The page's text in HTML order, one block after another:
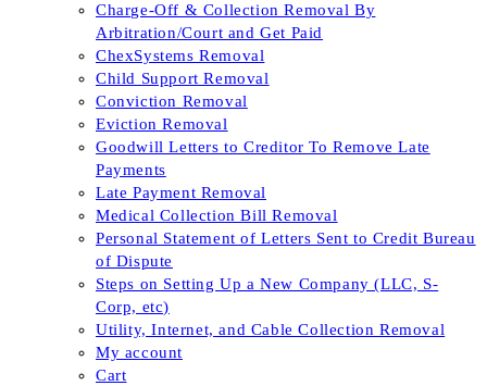
Charge-Off & Collection Removal By
Arbitration/Court and Get Paid
ChexSystems Removal
Child Support Removal
Conviction Removal
Eviction Removal
Goodwill Letters to Creditor To Remove Late
Payments
Late Payment Removal
Medical Collection Bill Removal
Personal Statement of Letters Sent to Credit Bureau
of Dispute
Steps on Setting Up a New Company (LLC, S-
Corp, etc)
Utility, Internet, and Cable Collection Removal
My account
Cart